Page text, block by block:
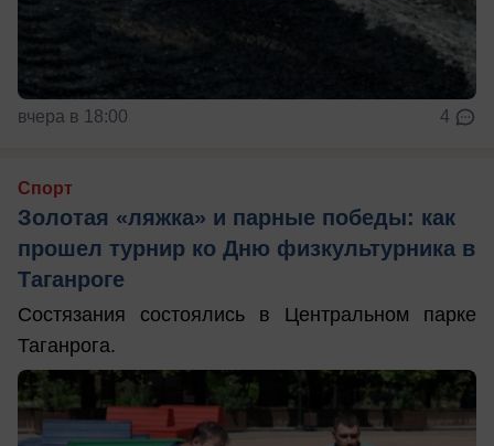
вчера в 18:00 4
Спорт
Золотая «ляжка» и парные победы: как
прошел турнир ко Дню физкультурника в
Таганроге
Состязания состоялись в Центральном парке
Таганрога.